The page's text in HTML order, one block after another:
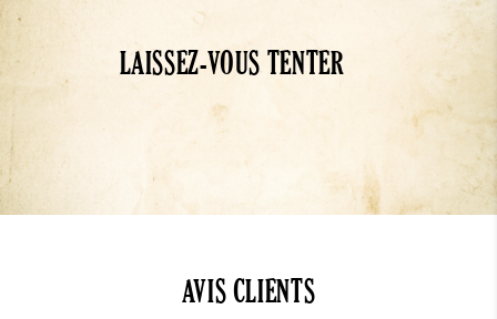
LAISSEZ-VOUS TENTER
AVIS CLIENTS